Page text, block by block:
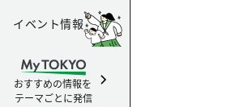
イベント情報
おすすめの情報を
テーマごとに発信